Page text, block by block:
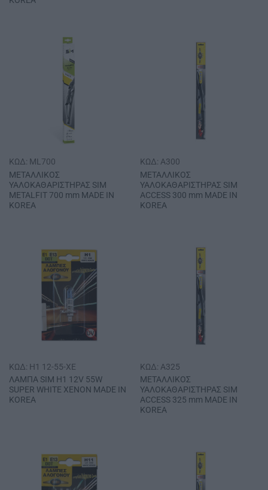
ΚΩΔ: ML700
ΜΕΤΑΛΛΙΚΟΣ
ΥΑΛΟΚΑΘΑΡΙΣΤΗΡΑΣ SΙΜ
METALFIT 700 mm MADE IN
KOREA
ΚΩΔ: A300
ΜΕΤΑΛΛΙΚΟΣ
ΥΑΛΟΚΑΘΑΡΙΣΤΗΡΑΣ SΙΜ
ACCESS 300 mm MADE IN
KOREA
ΚΩΔ: H1 12-55-XE
ΛΑΜΠΑ SΙΜ Η1 12V 55W
SUPER WΗΙΤΕ ΧΕΝΟΝ MADE IN
KOREA
ΚΩΔ: A325
ΜΕΤΑΛΛΙΚΟΣ
ΥΑΛΟΚΑΘΑΡΙΣΤΗΡΑΣ SΙΜ
ACCESS 325 mm MADE IN
KOREA